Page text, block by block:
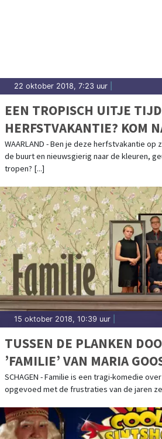
22 oktober 2018, 7:23 uur
EEN TROPISCH UITJE
HERFSTVAKANTIE? KOM
VLINDORADO!
WAARLAND - Ben je deze herfstvakantie op
de buurt en nieuwsgierig naar de kleuren,
tropen? [...]
15 oktober 2018, 10:39 uur
TUSSEN DE PLANKEN
’FAMILIE’ VAN MARIA GOOS IN
SCAGON THEATER
SCHAGEN - Familie is een tragi-komedie
opgevoed met de frustraties van de jaren